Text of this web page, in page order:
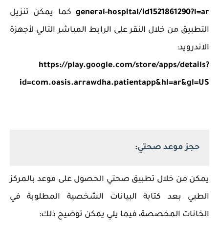
general-hospital/id1521861290?l=ar كما يمكن تنزيل
التطبيق من خلال النقر على الرابط المباشر التالي لأجهزة
الاندرويد:
https://play.google.com/store/apps/details?
id=com.oasis.arrawdha.patientapp&hl=ar&gl=US
حجز موعد صحتي:
يمكن من خلال تطبيق صحتي الحصول على موعد بالمركز
الطبي بعد كتابة البيانات الشخصية المطلوبة في
الخانات المخصصة، فيما يلي يمكن توضيح ذلك: